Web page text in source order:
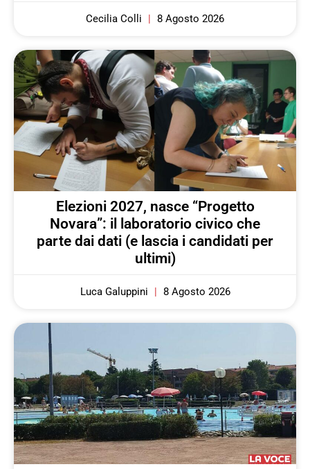
Cecilia Colli 8 Agosto 2026
Elezioni 2027, nasce “Progetto
Novara”: il laboratorio civico che
parte dai dati (e lascia i candidati per
ultimi)
Luca Galuppini 8 Agosto 2026